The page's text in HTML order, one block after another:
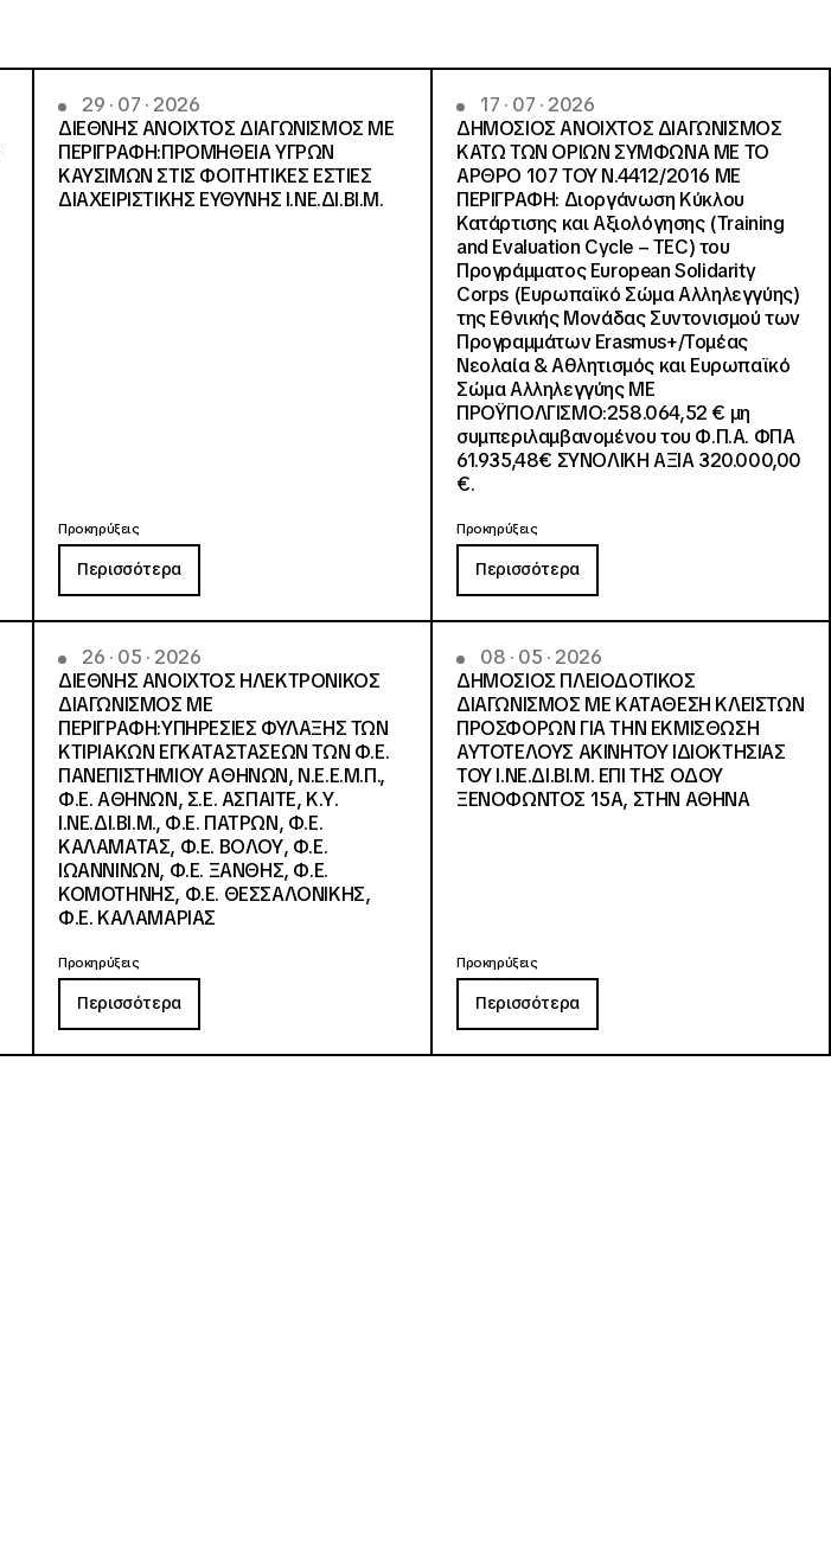
29 · 07 · 2026
ΔΙΕΘΝΗΣ ΑΝΟΙΧΤΟΣ ΔΙΑΓΩΝΙΣΜΟΣ ΜΕ
ΠΕΡΙΓΡΑΦΗ:ΠΡΟΜΗΘΕΙΑ ΥΓΡΩΝ
ΚΑΥΣΙΜΩΝ ΣΤΙΣ ΦΟΙΤΗΤΙΚΕΣ ΕΣΤΙΕΣ
ΔΙΑΧΕΙΡΙΣΤΙΚΗΣ ΕΥΘΥΝΗΣ Ι.ΝΕ.ΔΙ.ΒΙ.Μ.
Προκηρύξεις
Περισσότερα
17 · 07 · 2026
ΔΗΜΟΣΙΟΣ ΑΝΟΙΧΤΟΣ ΔΙΑΓΩΝΙΣΜΟΣ
ΚΑΤΩ ΤΩΝ ΟΡΙΩΝ ΣΥΜΦΩΝΑ ΜΕ ΤΟ
ΑΡΘΡΟ 107 ΤΟΥ Ν.4412/2016 ΜΕ
ΠΕΡΙΓΡΑΦΗ: Διοργάνωση Κύκλου
Κατάρτισης και Αξιολόγησης (Training
and Evaluation Cycle – TEC) του
Προγράμματος European Solidarity
Corps (Ευρωπαϊκό Σώμα Αλληλεγγύης)
της Εθνικής Μονάδας Συντονισμού των
Προγραμμάτων Erasmus+/Τομέας
Νεολαία & Αθλητισμός και Ευρωπαϊκό
Σώμα Αλληλεγγύης ΜΕ
ΠΡΟΫΠΟΛΓΙΣΜΟ:258.064,52 € μη
συμπεριλαμβανομένου του Φ.Π.Α. ΦΠΑ
61.935,48€ ΣΥΝΟΛΙΚΗ ΑΞΙΑ 320.000,00
€.
Προκηρύξεις
Περισσότερα
26 · 05 · 2026
ΔΙΕΘΝΗΣ ΑΝΟΙΧΤΟΣ ΗΛΕΚΤΡΟΝΙΚΟΣ
ΔΙΑΓΩΝΙΣΜΟΣ ΜΕ
ΠΕΡΙΓΡΑΦΗ:ΥΠΗΡΕΣΙΕΣ ΦΥΛΑΞΗΣ ΤΩΝ
ΚΤΙΡΙΑΚΩΝ ΕΓΚΑΤΑΣΤΑΣΕΩΝ ΤΩΝ Φ.Ε.
ΠΑΝΕΠΙΣΤΗΜΙΟΥ ΑΘΗΝΩΝ, Ν.Ε.Ε.Μ.Π.,
Φ.Ε. ΑΘΗΝΩΝ, Σ.Ε. ΑΣΠΑΙΤΕ, Κ.Υ.
Ι.ΝΕ.ΔΙ.ΒΙ.Μ., Φ.Ε. ΠΑΤΡΩΝ, Φ.Ε.
ΚΑΛΑΜΑΤΑΣ, Φ.Ε. ΒΟΛΟΥ, Φ.Ε.
ΙΩΑΝΝΙΝΩΝ, Φ.Ε. ΞΑΝΘΗΣ, Φ.Ε.
ΚΟΜΟΤΗΝΗΣ, Φ.Ε. ΘΕΣΣΑΛΟΝΙΚΗΣ,
Φ.Ε. ΚΑΛΑΜΑΡΙΑΣ
Προκηρύξεις
Περισσότερα
08 · 05 · 2026
ΔΗΜΟΣΙΟΣ ΠΛΕΙΟΔΟΤΙΚΟΣ
ΔΙΑΓΩΝΙΣΜΟΣ ΜΕ ΚΑΤΑΘΕΣΗ ΚΛΕΙΣΤΩΝ
ΠΡΟΣΦΟΡΩΝ ΓΙΑ ΤΗΝ ΕΚΜΙΣΘΩΣΗ
ΑΥΤΟΤΕΛΟΥΣ ΑΚΙΝΗΤΟΥ ΙΔΙΟΚΤΗΣΙΑΣ
ΤΟΥ Ι.ΝΕ.ΔΙ.ΒΙ.Μ. ΕΠΙ ΤΗΣ ΟΔΟΥ
ΞΕΝΟΦΩΝΤΟΣ 15Α, ΣΤΗΝ ΑΘΗΝΑ
Προκηρύξεις
Περισσότερα